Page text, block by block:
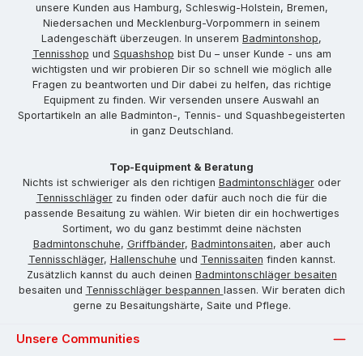
unsere Kunden aus Hamburg, Schleswig-Holstein, Bremen,
Niedersachen und Mecklenburg-Vorpommern in seinem
Ladengeschäft überzeugen. In unserem Badmintonshop,
Tennisshop und Squashshop bist Du – unser Kunde - uns am
wichtigsten und wir probieren Dir so schnell wie möglich alle
Fragen zu beantworten und Dir dabei zu helfen, das richtige
Equipment zu finden. Wir versenden unsere Auswahl an
Sportartikeln an alle Badminton-, Tennis- und Squashbegeisterten
in ganz Deutschland.
Top-Equipment & Beratung
Nichts ist schwieriger als den richtigen Badmintonschlägeroder
Tennisschlägerzu finden oder dafür auch noch die für die
passende Besaitung zu wählen. Wir bieten dir ein hochwertiges
Sortiment, wo du ganz bestimmt deine nächsten
Badmintonschuhe, Griffbänder, Badmintonsaiten, aber auch
Tennisschläger, Hallenschuhe und Tennissaiten finden kannst.
Zusätzlich kannst du auch deinen Badmintonschläger besaiten
besaiten und Tennisschläger bespannen lassen. Wir beraten dich
gerne zu Besaitungshärte, Saite und Pflege.
Unsere Communities